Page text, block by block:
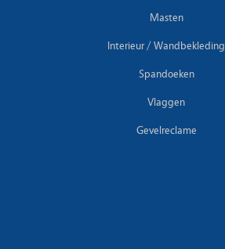
Masten
Interieur / Wandbekleding
Spandoeken
Vlaggen
Gevelreclame